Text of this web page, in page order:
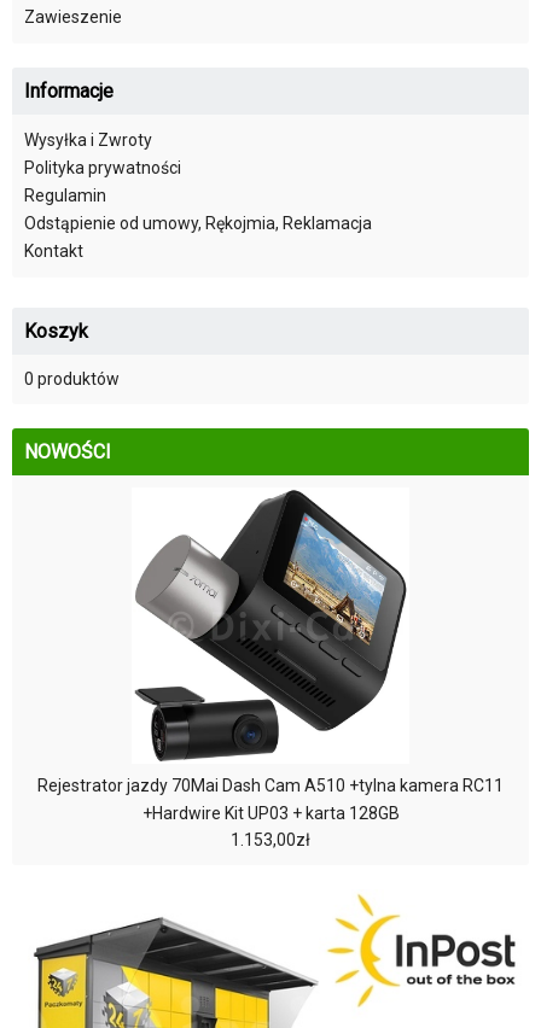
Zawieszenie
Informacje
Wysyłka i Zwroty
Polityka prywatności
Regulamin
Odstąpienie od umowy, Rękojmia, Reklamacja
Kontakt
Koszyk
0 produktów
NOWOŚCI
Rejestrator jazdy 70Mai Dash Cam A510 +tylna kamera RC11
+Hardwire Kit UP03 + karta 128GB
1.153,00zł